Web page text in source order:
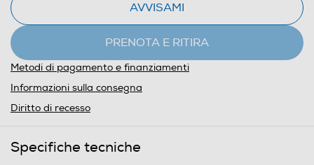
AVVISAMI
PRENOTA E RITIRA
Metodi di pagamento e finanziamenti
Informazioni sulla consegna
Diritto di recesso
Specifiche tecniche